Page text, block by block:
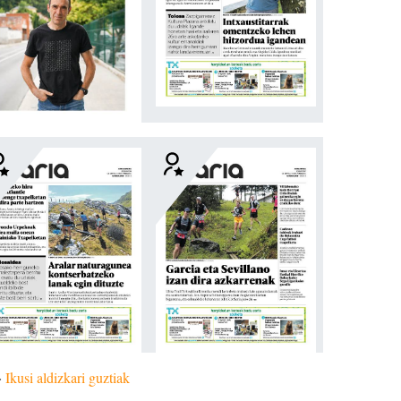
Ikusi aldizkari guztiak